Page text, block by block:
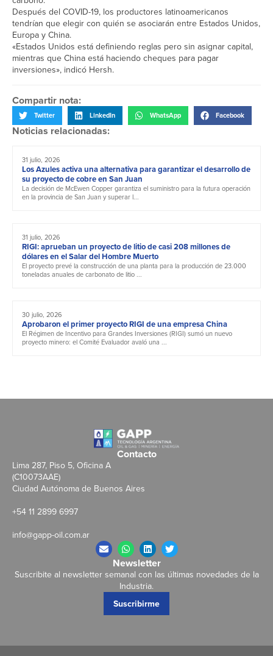
Después del COVID-19, los productores latinoamericanos
tendrían que elegir con quién se asociarán entre Estados Unidos,
Europa y China.
«Estados Unidos está definiendo reglas pero sin asignar capital,
mientras que China está haciendo cheques para pagar
inversiones», indicó Hersh.
Compartir nota:
Twitter LinkedIn WhatsApp Facebook
Noticias relacionadas:
31 julio, 2026
Los Azules activa una alternativa para garantizar el desarrollo de
su proyecto de cobre en San Juan
La decisión de McEwen Copper garantiza el suministro para la futura operación
en la provincia de San Juan y superar l...
31 julio, 2026
RIGI: aprueban un proyecto de litio de casi 208 millones de
dólares en el Salar del Hombre Muerto
El proyecto prevé la construcción de una planta para la producción de 23.000
toneladas anuales de carbonato de litio ...
30 julio, 2026
Aprobaron el primer proyecto RIGI de una empresa China
El Régimen de Incentivo para Grandes Inversiones (RIGI) sumó un nuevo
proyecto minero: el Comité Evaluador avaló una ...
Contacto
Lima 287, Piso 5, Oficina A
(C10073AAE)
Ciudad Autónoma de Buenos Aires
+54 11 2899 6997
info@gapp-oil.com.ar
Newsletter
Suscribite al newsletter semanal con las últimas novedades de la
Industria.
Suscribirme